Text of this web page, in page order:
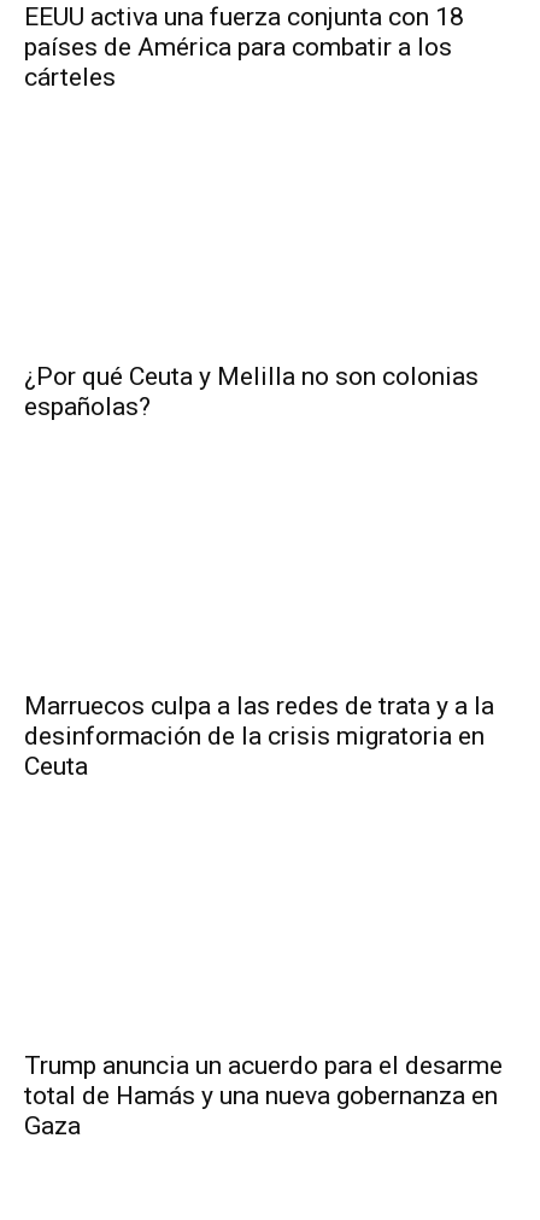
EEUU activa una fuerza conjunta con 18
países de América para combatir a los
cárteles
¿Por qué Ceuta y Melilla no son colonias
españolas?
Marruecos culpa a las redes de trata y a la
desinformación de la crisis migratoria en
Ceuta
Trump anuncia un acuerdo para el desarme
total de Hamás y una nueva gobernanza en
Gaza